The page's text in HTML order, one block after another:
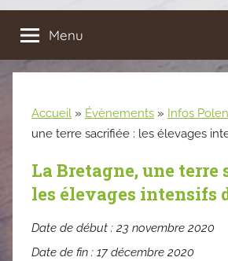
:
Menu
Accueil » Évènements » Infos Polen
une terre sacrifiée : les élevages
La Bretagne, une terre
les élevages intensifs
Date de début :23 novembre 2020
Date de fin : 17 décembre 2020